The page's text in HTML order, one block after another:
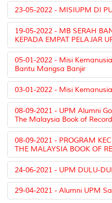
23-05-2022 - MISIUPM DI
19-05-2022 - MB SERAH
KEPADA EMPAT PELAJAR
05-01-2022 - Misi
Bantu Mangsa Banjir
03-01-2022 - Misi
08-09-2021 - UPM Alumni
The Malaysia Book of
08-09-2021 - PROGRAM
THE MALAYSIA BOOK OF
24-06-2021 - UPM DULU-
29-04-2021 - Alumni UPM